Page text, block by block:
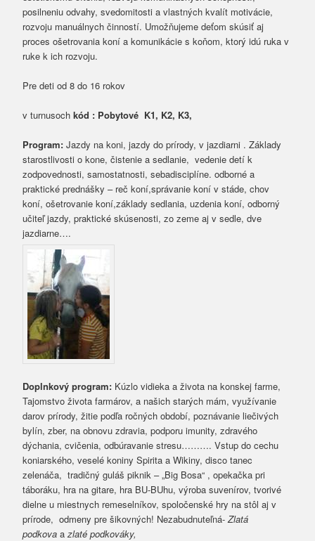
posilneniu odvahy, svedomitosti a vlastných kvalít motivácie,
rozvoju manuálnych činností. Umožňujeme deťom skúsiť aj
proces ošetrovania koní a komunikácie s koňom, ktorý idú ruka v
ruke k ich rozvoju.
Pre deti od 8 do 16 rokov
v turnusochkód : Pobytové K1, K2, K3,
Program:Jazdy na koni, jazdy do prírody, v jazdiarni . Základy
starostlivosti o kone, čistenie a sedlanie, vedenie detí k
zodpovednosti, samostatnosti, sebadisciplíne. odborné a
praktické prednášky – reč koní,správanie koní v stáde, chov
koní, ošetrovanie koní,základy sedlania, uzdenia koní, odborný
učiteľ jazdy, praktické skúsenosti, zo zeme aj v sedle, dve
jazdiarne….
Doplnkový program: Kúzlo vidieka a života na konskej farme,
Tajomstvo života farmárov, a našich starých mám, využívanie
darov prírody, žitie podľa ročných období, poznávanie liečivých
bylín, zber, na obnovu zdravia, podporu imunity, zdravého
dýchania, cvičenia, odbúravanie stresu………. Vstup do cechu
koniarského, veselé koniny Spirita a Wikiny, disco tanec
zelenáča, tradičný guláš piknik – „Big Bosa“ , opekačka pri
táboráku, hra na gitare, hra BU-BUhu, výroba suvenírov, tvorivé
dielne u miestnych remeselníkov, spoločenské hry na stôl aj v
prírode,odmeny pre šikovných! Nezabudnuteľná-Zlatá
podkova azlaté podkováky,